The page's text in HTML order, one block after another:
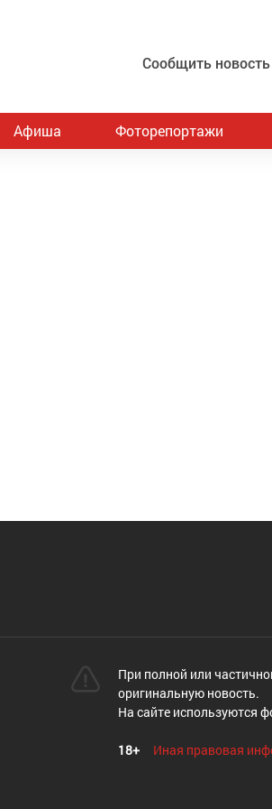
Сообщить новость
Афиша Фоторепортажи
При полной или
оригинальную новость.
На сайте используются
18+ Иная правовая